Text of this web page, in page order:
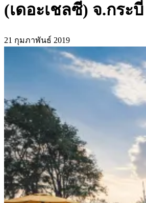
(เดอะเชลซี) จ.กระบี่
21 กุมภาพันธ์ 2019